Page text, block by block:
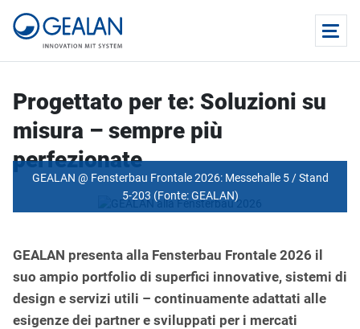
Progettato per te: Soluzioni su
misura – sempre più
perfezionate
GEALAN @ Fensterbau Frontale 2026: Messehalle 5 / Stand
5-203 (Fonte: GEALAN)
GEALAN presenta alla Fensterbau Frontale 2026 il
suo ampio portfolio di superfici innovative, sistemi di
design e servizi utili – continuamente adattati alle
esigenze dei partner e sviluppati per i mercati